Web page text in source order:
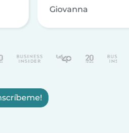
Giovanna